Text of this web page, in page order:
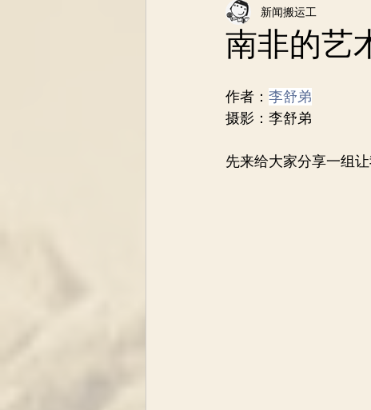
南非的艺
新闻搬运工
作者： 李舒弟
摄影：李舒弟
先来给大家分享一组让